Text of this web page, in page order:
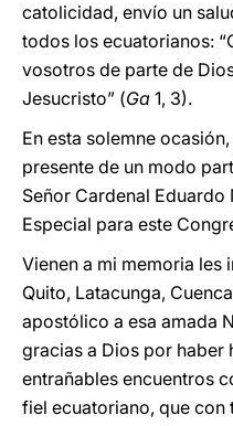
catolicidad, envío un
todos los ecuatorianos:
vosotros de parte de
Jesucristo” (Ga 1, 3).
En esta solemne
presente de un modo
Señor Cardenal
Especial para este
Vienen a mi memoria les
Quito, Latacunga,
apostólico a esa amada
gracias a Dios por haber
entrañables encuentros
fiel ecuatoriano, que